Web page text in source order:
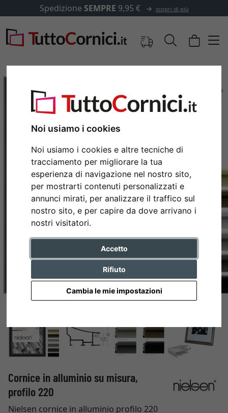
Noi usiamo i cookies
Noi usiamo i cookies e altre tecniche di
tracciamento per migliorare la tua
esperienza di navigazione nel nostro sito,
per mostrarti contenuti personalizzati e
annunci mirati, per analizzare il traffico sul
nostro sito, e per capire da dove arrivano i
nostri visitatori.
Accetto
Rifiuto
Cambia le mie impostazioni
Spedizione SEMPRE 9,95 € scopri di più
Indietro
Cornice in alluminio su misura,
profilo 220
Nielsen cornice in alluminio profilo 220